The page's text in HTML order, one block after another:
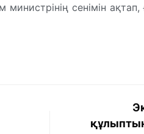
сенімін